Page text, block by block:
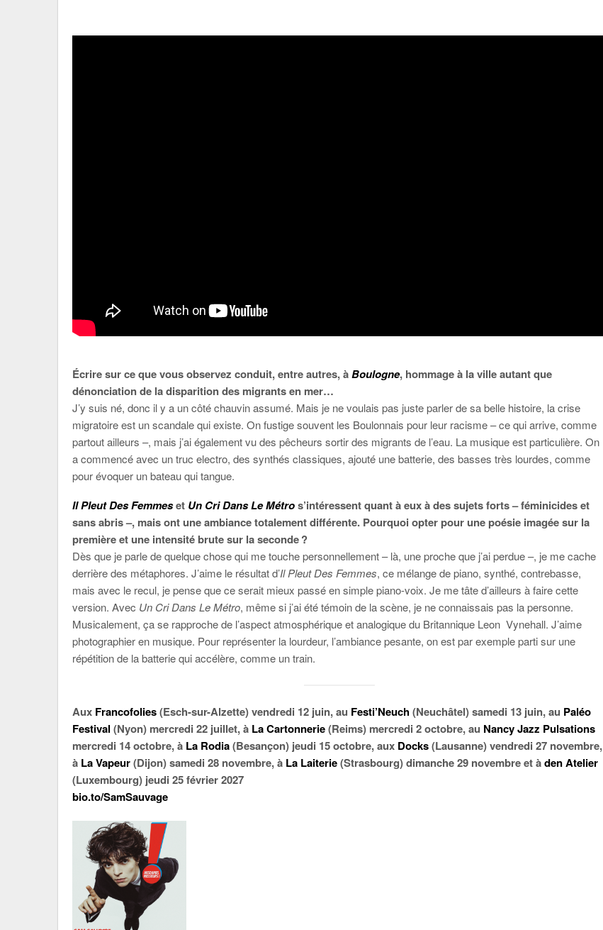
Écrire sur ce que vous observez conduit, entre autres, àBoulogne, hommage à la ville autant que
dénonciation de la disparition des migrants en mer…
J’y suis né, donc il y a un côté chauvin assumé. Mais je ne voulais pas juste parler de sa belle histoire, la crise
migratoire est un scandale qui existe. On fustige souvent les Boulonnais pour leur racisme – ce qui arrive, comme
partout ailleurs –, mais j’ai également vu des pêcheurs sortir des migrants de l’eau. La musique est particulière. On
a commencé avec un truc electro, des synthés classiques, ajouté une batterie, des basses très lourdes, comme
pour évoquer un bateau qui tangue.
Il Pleut Des Femmeset Un Cri Dans Le Métros’intéressent quant à eux à des sujets forts – féminicides et
sans abris –, mais ont une ambiance totalement différente. Pourquoi opter pour une poésie imagée sur la
première et une intensité brute sur la seconde ?
Dès que je parle de quelque chose qui me touche personnellement – là, une proche que j’ai perdue –, je me cache
derrière des métaphores. J’aime le résultat d’Il Pleut Des Femmes, ce mélange de piano, synthé, contrebasse,
mais avec le recul, je pense que ce serait mieux passé en simple piano-voix. Je me tâte d’ailleurs à faire cette
version. Avec Un Cri Dans Le Métro, même si j’ai été témoin de la scène, je ne connaissais pas la personne.
Musicalement, ça se rapproche de l’aspect atmosphérique et analogique du Britannique Leon Vynehall. J’aime
photographier en musique. Pour représenter la lourdeur, l’ambiance pesante, on est par exemple parti sur une
répétition de la batterie qui accélère, comme un train.
Aux Francofolies(Esch-sur-Alzette) vendredi 12 juin, au Festi’Neuch(Neuchâtel) samedi 13 juin, au Paléo
Festival (Nyon) mercredi 22 juillet, à La Cartonnerie(Reims) mercredi 2 octobre, au Nancy Jazz Pulsations
mercredi 14 octobre, à La Rodia(Besançon) jeudi 15 octobre, aux Docks(Lausanne) vendredi 27 novembre,
à La Vapeur(Dijon) samedi 28 novembre, à La Laiterie(Strasbourg) dimanche 29 novembre et àden Atelier
(Luxembourg) jeudi 25 février 2027
bio.to/SamSauvage